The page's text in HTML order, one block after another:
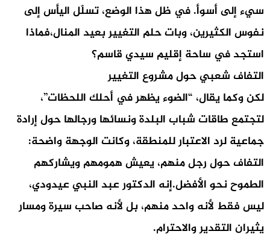
سيء إلى أسوأ. في ظل هذا الوضع، تسلّل اليأس إلى
نفوس الكثيرين، وبات حلم التغيير بعيد المنال،فماذا
استجد في ساحة إقليم سيدي قاسم؟
التفاف شعبي حول مشروع التغيير
لكن وكما يقال، “الضوء يظهر في أحلك اللحظات”،
لتجتمع طاقات شباب البلدة ونسائها ورجالها حول إرادة
جماعية لرد الاعتبار للمنطقة، وكانت الوجهة واضحة:
التفاف حول رجل منهم، يعيش همومهم ويشاركهم
الطموح نحو الأفضل.إنه الدكتور عبد النبي عيدودي،
ليس فقط لأنه واحد منهم، بل لأنه صاحب سيرة ومسار
يثيران التقدير والاحترام.